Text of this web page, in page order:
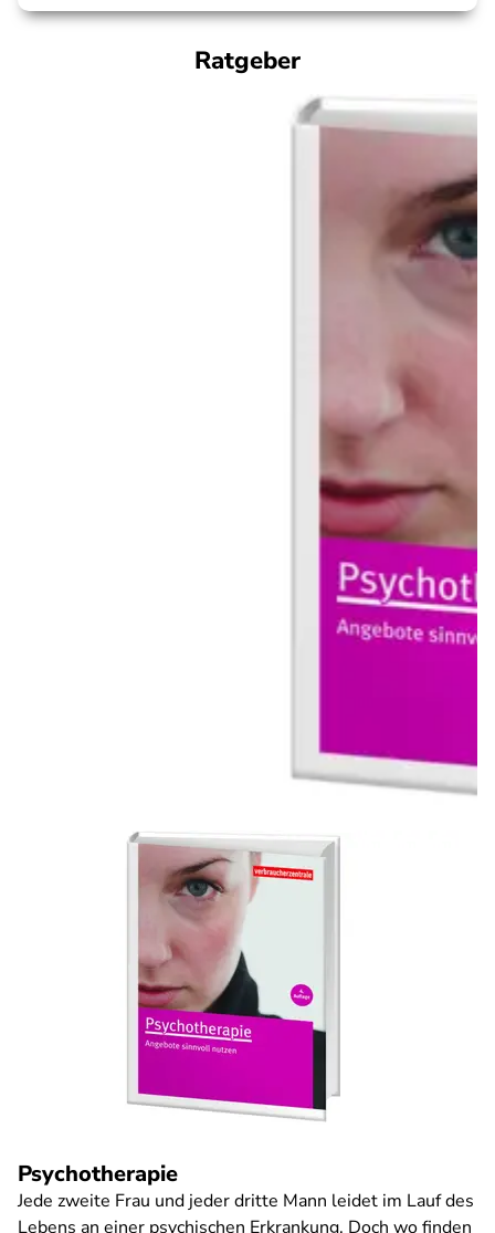
Ratgeber
Psychotherapie
Jede zweite Frau und jeder dritte Mann leidet im Lauf des
Lebens an einer psychischen Erkrankung. Doch wo finden